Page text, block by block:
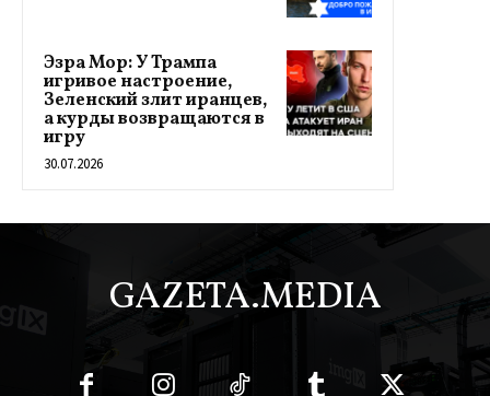
Эзра Мор: У Трампа
игривое настроение,
Зеленский злит иранцев,
а курды возвращаются в
игру
30.07.2026
GAZETA.MEDIA